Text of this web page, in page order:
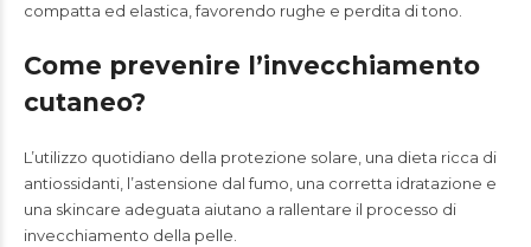
compatta ed elastica, favorendo rughe e perdita di tono.
Come prevenire l’invecchiamento
cutaneo?
L’utilizzo quotidiano della protezione solare, una dieta ricca di
antiossidanti, l’astensione dal fumo, una corretta idratazione e
una skincare adeguata aiutano a rallentare il processo di
invecchiamento della pelle.